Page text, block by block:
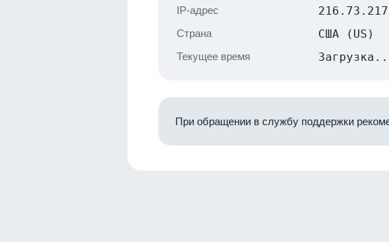
IP-адрес
Страна США (US)
Текущее время
При обращении в службу поддержки